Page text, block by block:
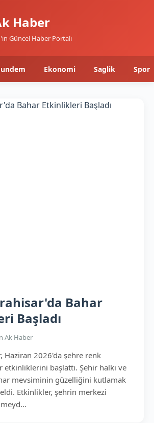
Haber
Güncel Haber Portalı
Ekonomi Saglik Spor
Bahar
Başladı
Ak Haber
Haziran 2026'da şehre renk
etkinliklerini başlattı. Şehir halkı ve
mevsiminin güzelliğini kutlamak
Etkinlikler, şehrin merkezi